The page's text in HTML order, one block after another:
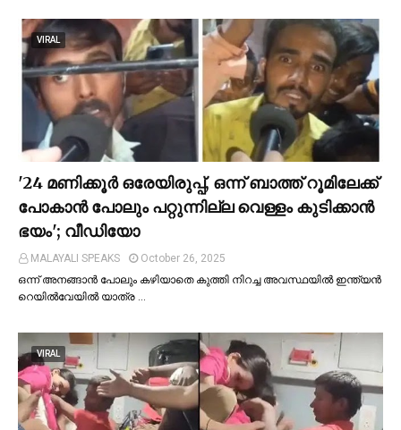
VIRAL
'24 മണിക്കൂര്‍ ഒരേയിരുപ്പ്, ഒന്ന് ബാത്ത് റൂമിലേക്ക്
പോകാന്‍ പോലും പറ്റുന്നില്ല വെള്ളം കുടിക്കാന്‍
ഭയം'; വീഡിയോ
MALAYALI SPEAKS
October 26, 2025
ഒന്ന് അനങ്ങാന്‍ പോലും കഴിയാതെ കുത്തി നിറച്ച അവസ്ഥയില്‍ ഇന്ത്യന്‍
റെയില്‍വേയില്‍ യാത്ര …
VIRAL